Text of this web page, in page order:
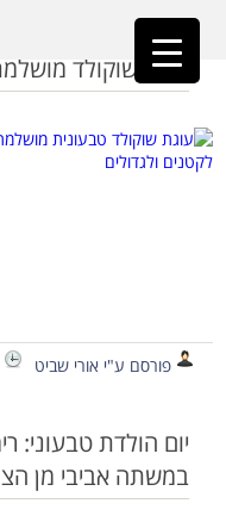
ראשי»יום הולדת
עוגת שוקולד
פורסם ע"י אורי שביט
יום הולדת טבעוני:
במשתה אביבי מן